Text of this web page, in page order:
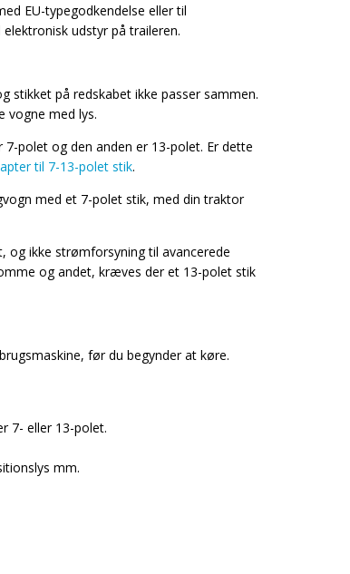
EU-typegodkendelse eller til
udstyr på traileren.
stikket på redskabet ikke passer sammen.
vogne med lys.
polet og den anden er 13-polet. Er dette
til 7-13-polet stik.
med et 7-polet stik, med din traktor
ikke strømforsyning til avancerede
og andet, kræves der et 13-polet stik
før du begynder at køre.
7- eller 13-polet.
mm.